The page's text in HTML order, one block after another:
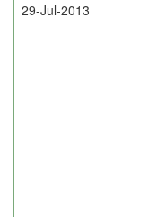
29-Jul-2013